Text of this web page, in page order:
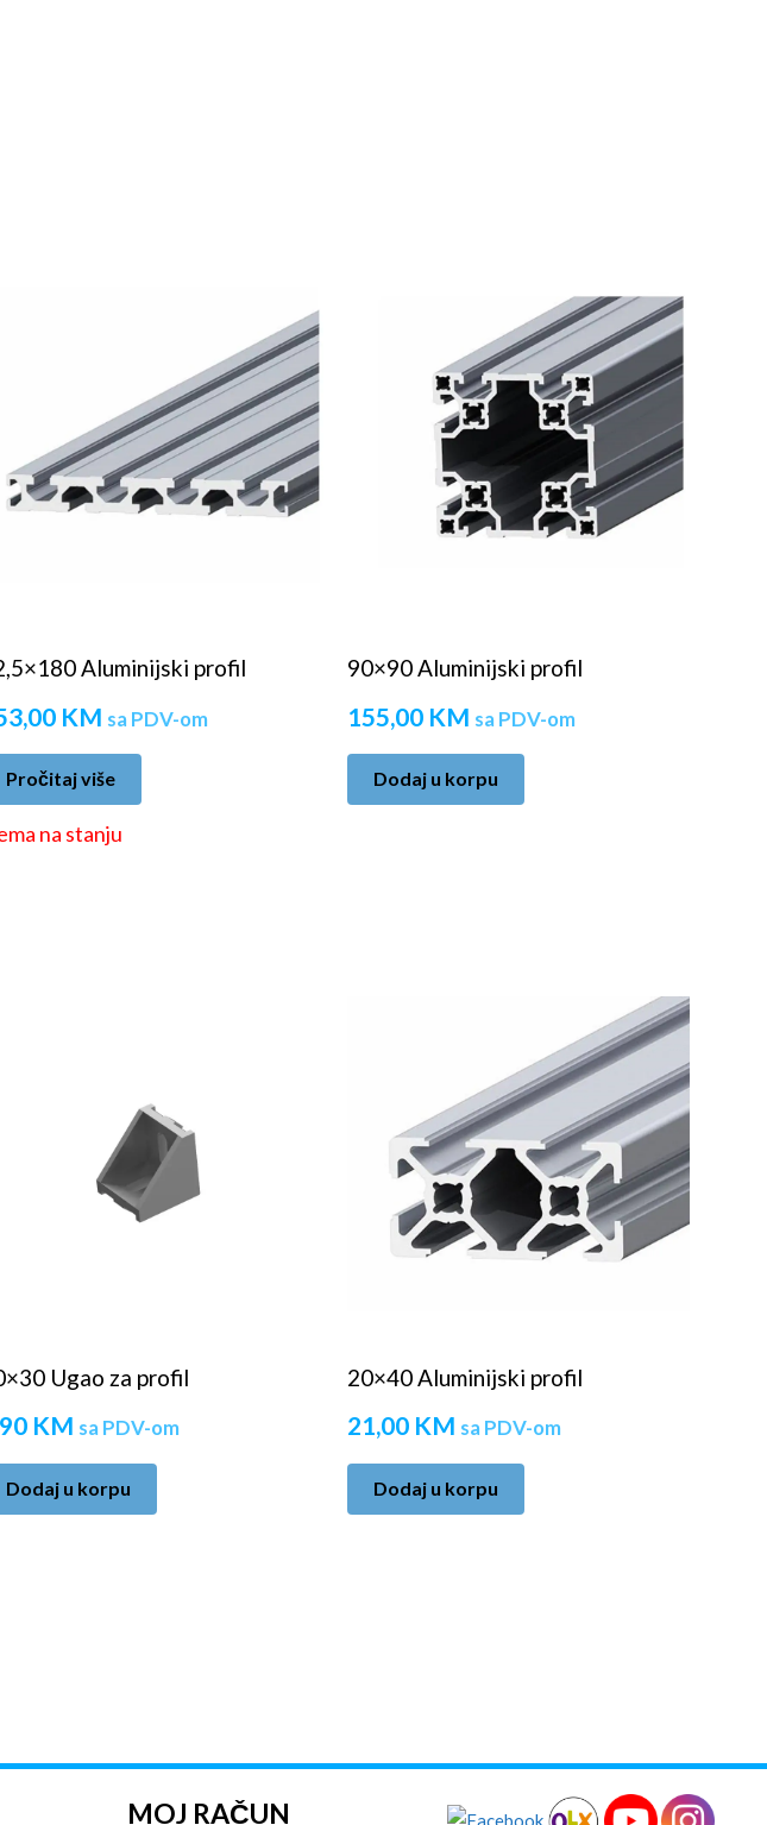
Aluminijski profil
KM sa PDV-om
Pročitaj više
na stanju
90×90 Aluminijski profil
155,00 KM sa PDV-om
Dodaj u korpu
Ugao za profil
KM sa PDV-om
Dodaj u korpu
20×40 Aluminijski profil
21,00 KM sa PDV-om
Dodaj u korpu
MOJ RAČUN